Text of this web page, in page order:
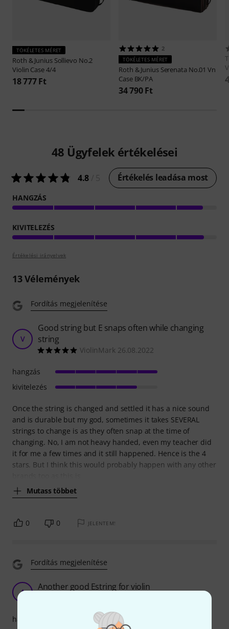
TÖKÉLETES MÉRET
Roth & Junius Sollievo No.2
Violin Case 4/4
18 777 Ft
2
TÖKÉLETES MÉRET
Roth & Junius Serenata No.01 Vn
Case BK/PA
34 790 Ft
48 Ügyfelek értékelései
4.8 Értékelés leadása most
HANGZÁS
KIVITELEZÉS
Értékelési irányelvek
13Vélemények
Fordítás megjelenítése
V
Good string but E snaps often while changing
string
ViolinMark 26.08.2022
Once the string is changed and settled it has a nice sound
and is durable but my god, sometimes it takes SEVERAL
strings to change is as they often snap at the time of
changing. No, I am not heavy handed, even my teacher did
it for me a few times and it still happened. Hence is the 4
stars. But I think this would probably happen with any other
Mutass többet
hangzás
kivitelezés
0 0 JELENTEM!
Fordítás megjelenítése
A Another good Estring for violin
hangzás